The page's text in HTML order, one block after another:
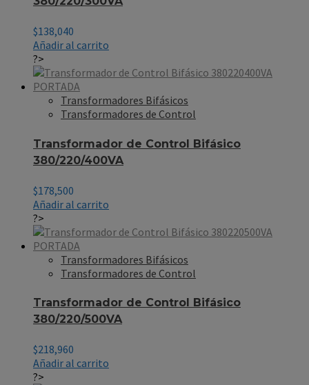
$138,040
Añadir al carrito
?>
Transformadores Bifásicos
Transformadores de Control
Transformador de Control Bifásico
380/220/400VA
$178,500
Añadir al carrito
?>
Transformadores Bifásicos
Transformadores de Control
Transformador de Control Bifásico
380/220/500VA
$218,960
Añadir al carrito
?>